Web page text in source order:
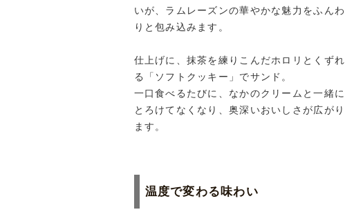
いが、ラムレーズンの華やかな魅力をふんわ
りと包み込みます。
仕上げに、抹茶を練りこんだホロリとくずれ
る「ソフトクッキー」でサンド。
一口食べるたびに、なかのクリームと一緒に
とろけてなくなり、奥深いおいしさが広がり
ます。
温度で変わる味わい